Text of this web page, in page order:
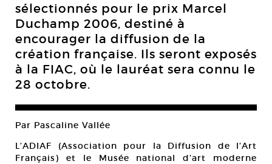
sélectionnés pour le prix Marcel
Duchamp 2006, destiné à
encourager la diffusion de la
création française. Ils seront exposés
à la FIAC, où le lauréat sera connu le
28 octobre.
Par Pascaline Vallée
L’ADIAF (Association pour la Diffusion de l’Art
Français) et le Musée national d’art moderne